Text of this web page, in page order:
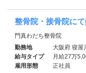
整骨院・接骨院に
門真わだち整骨院
勤務地
大阪府 寝屋
給与タイプ
月給27万
雇用形態
正社員